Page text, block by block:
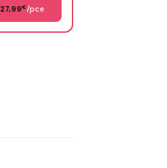
27,99€/pce